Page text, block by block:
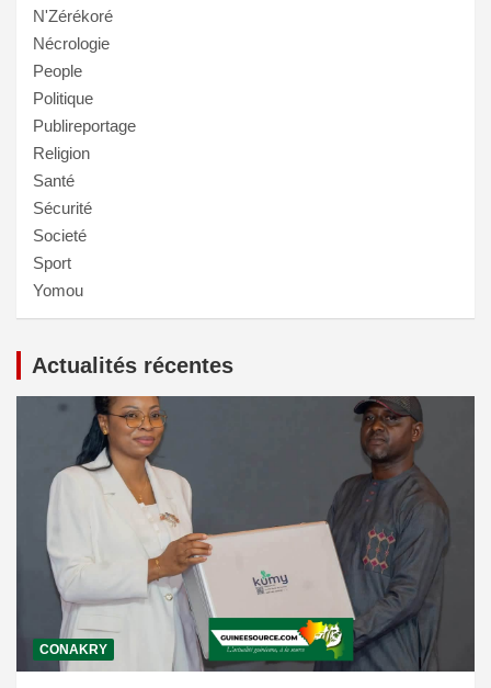
N'Zérékoré
Nécrologie
People
Politique
Publireportage
Religion
Santé
Sécurité
Societé
Sport
Yomou
Actualités récentes
CONAKRY